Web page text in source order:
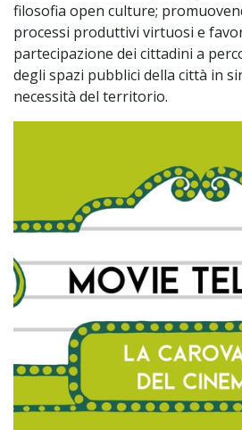
filosofia open culture;
processi produttivi virtuosi e
partecipazione dei cittadini a
degli spazi pubblici della città in
necessità del territorio.